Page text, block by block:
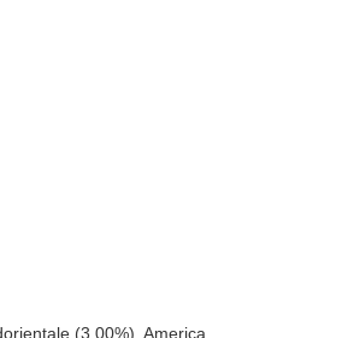
(3.00%), America